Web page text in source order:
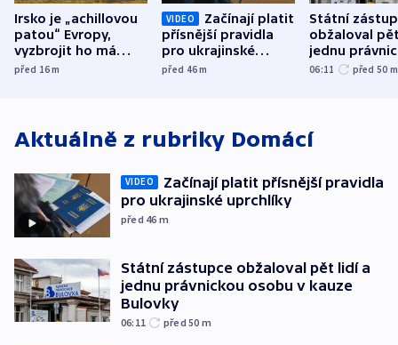
Irsko je „achillovou
patou“ Evropy,
vyzbrojit ho má
Francie
před 16m
VIDEO
Začínají platit
přísnější pravidla
pro ukrajinské
uprchlíky
před 46m
Státní
obžaloval
jednu
osobu v
06:11 před 50 m
Aktuálně z rubriky Domácí
VIDEO
Začínají platit přísnější pravidla
pro ukrajinské uprchlíky
před 46 m
Státní zástupce obžaloval pět lidí a
jednu právnickou osobu v kauze
Bulovky
06:11 před 50 m